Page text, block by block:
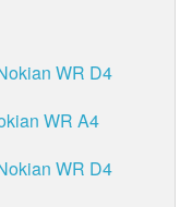
WR D4
WR A4
WR D4